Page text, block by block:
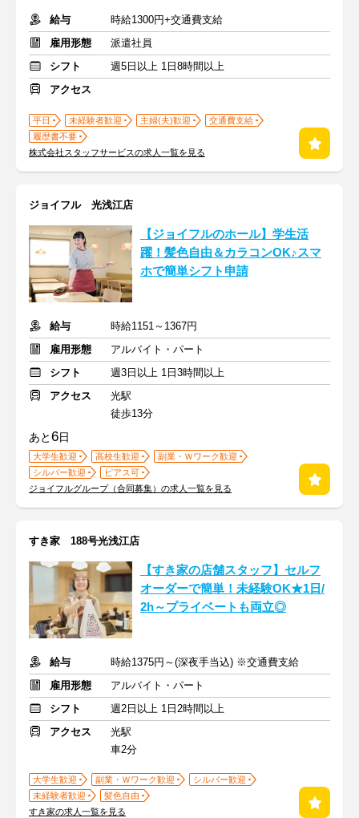
給与
時給1300円+交通費支給
雇用形態
派遣社員
シフト
週5日以上 1日8時間以上
アクセス
平日 未経験者歓迎 主婦(夫)歓迎
交通費支給
履歴書不要
株式会社スタッフサービスの求人一覧を見る
ジョイフル 光浅江店
【ジョイフルのホール】学生活
躍！髪色自由＆カラコンOK♪スマ
ホで簡単シフト申請
給与
時給1151～1367円
雇用形態
アルバイト・パート
シフト
週3日以上 1日3時間以上
アクセス
光駅
徒歩13分
あと6日
大学生歓迎 高校生歓迎
副業・Ｗワーク歓迎
シルバー歓迎
ピアス可
ジョイフルグループ（合同募集）の求人一覧を見る
すき家 188号光浅江店
【すき家の店舗スタッフ】セルフ
オーダーで簡単！未経験OK★1日/
2h～プライベートも両立◎
給与
時給1375円～(深夜手当込) ※交通費支給
雇用形態
アルバイト・パート
シフト
週2日以上 1日2時間以上
アクセス
光駅
車2分
大学生歓迎 副業・Ｗワーク歓迎
シルバー歓迎
未経験者歓迎
髪色自由
すき家の求人一覧を見る